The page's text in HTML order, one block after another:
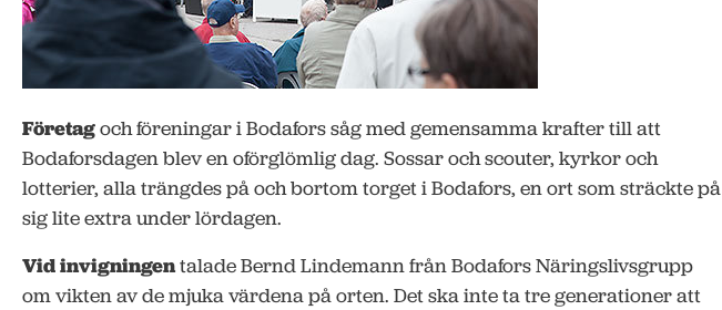
Företagoch föreningar i Bodafors såg med gemensamma krafter till att
Bodaforsdagen blev en oförglömlig dag. Sossar och scouter, kyrkor och
lotterier, alla trängdes på och bortom torget i Bodafors, en ort som sträckte på
sig lite extra under lördagen.
Vid invigningentalade Bernd Lindemann från Bodafors Näringslivsgrupp
om vikten av de mjuka värdena på orten. Det ska inte ta tre generationer att